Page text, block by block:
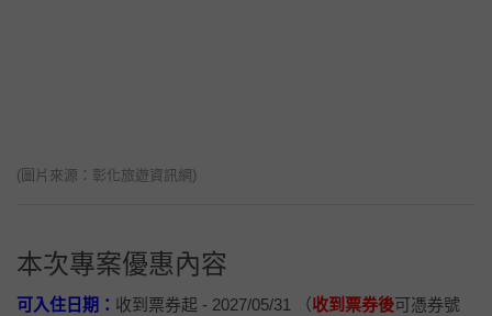
(圖片來源：彰化旅遊資訊網)
本次專案優惠內容
可入住日期： 收到票券起 - 2027/05/31 （收到票券後可憑券號